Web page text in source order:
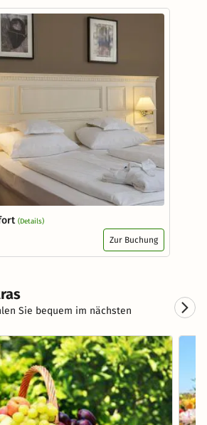
(Details)
Zur Buchung
Sie bequem im nächsten